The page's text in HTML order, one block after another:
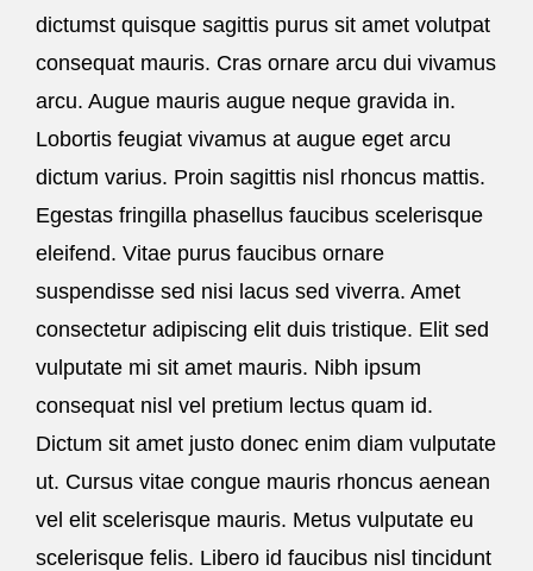
dictumst quisque sagittis purus sit amet volutpat
consequat mauris. Cras ornare arcu dui vivamus
arcu. Augue mauris augue neque gravida in.
Lobortis feugiat vivamus at augue eget arcu
dictum varius. Proin sagittis nisl rhoncus mattis.
Egestas fringilla phasellus faucibus scelerisque
eleifend. Vitae purus faucibus ornare
suspendisse sed nisi lacus sed viverra. Amet
consectetur adipiscing elit duis tristique. Elit sed
vulputate mi sit amet mauris. Nibh ipsum
consequat nisl vel pretium lectus quam id.
Dictum sit amet justo donec enim diam vulputate
ut. Cursus vitae congue mauris rhoncus aenean
vel elit scelerisque mauris. Metus vulputate eu
scelerisque felis. Libero id faucibus nisl tincidunt